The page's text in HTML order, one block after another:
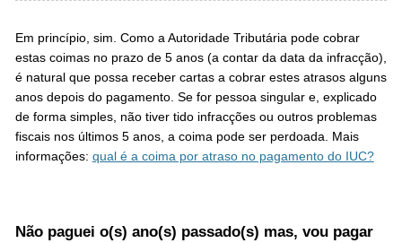
Em princípio, sim. Como a Autoridade Tributária pode cobrar
estas coimas no prazo de 5 anos (a contar da data da infracção),
é natural que possa receber cartas a cobrar estes atrasos alguns
anos depois do pagamento. Se for pessoa singular e, explicado
de forma simples, não tiver tido infracções ou outros problemas
fiscais nos últimos 5 anos, a coima pode ser perdoada. Mais
informações: qual é a coima por atraso no pagamento do IUC?
Não paguei o(s) ano(s) passado(s) mas, vou pagar